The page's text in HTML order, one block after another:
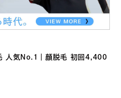
人気No.1｜顔脱毛 初回4,400